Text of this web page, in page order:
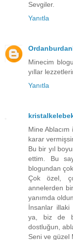
Sevgiler.
Yanıtla
Minecim
yıllar
Yanıtla
Mine
karar
Bu bir yıl
ettim. Bu
blogundan
Çok özel,
annelerden
yanımda
İnsanlar illaki
ya, biz de
dostluğun,
Seni ve güzel